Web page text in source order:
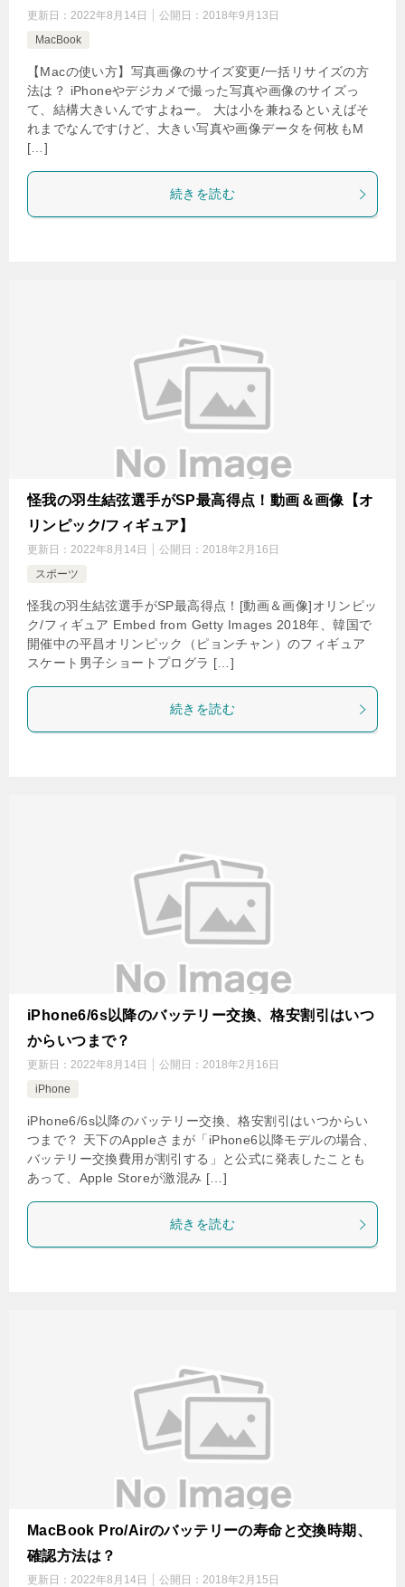
更新日： 2022年8月14日 公開日： 2018年9月13日
MacBook
【Macの使い方】写真画像のサイズ変更/一括リサイズの方
法は？ iPhoneやデジカメで撮った写真や画像のサイズっ
て、結構大きいんですよねー。 大は小を兼ねるといえばそ
れまでなんですけど、大きい写真や画像データを何枚もM
[…]
続きを読む
怪我の羽生結弦選手がSP最高得点！動画＆画像【オ
リンピック/フィギュア】
更新日： 2022年8月14日 公開日： 2018年2月16日
スポーツ
怪我の羽生結弦選手がSP最高得点！[動画＆画像]オリンピッ
ク/フィギュア Embed from Getty Images 2018年、韓国で
開催中の平昌オリンピック（ピョンチャン）のフィギュア
スケート男子ショートプログラ […]
続きを読む
iPhone6/6s以降のバッテリー交換、格安割引はいつ
からいつまで？
更新日： 2022年8月14日 公開日： 2018年2月16日
iPhone
iPhone6/6s以降のバッテリー交換、格安割引はいつからい
つまで？ 天下のAppleさまが「iPhone6以降モデルの場合、
バッテリー交換費用が割引する」と公式に発表したことも
あって、Apple Storeが激混み […]
続きを読む
MacBook Pro/Airのバッテリーの寿命と交換時期、
確認方法は？
更新日： 2022年8月14日 公開日： 2018年2月15日